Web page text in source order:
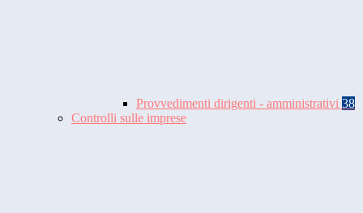
Provvedimenti dirigenti - amministrativi 38
Controlli sulle imprese